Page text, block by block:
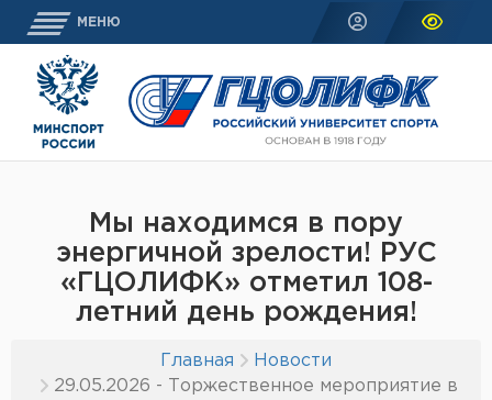
МЕНЮ
Мы находимся в пору
энергичной зрелости! РУС
«ГЦОЛИФК» отметил 108-
летний день рождения!
Главная
Новости
29.05.2026 - Торжественное мероприятие в